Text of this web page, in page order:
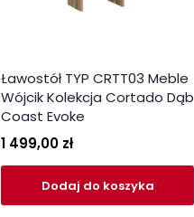
Ławostół TYP CRTT03 Meble
Wójcik Kolekcja Cortado Dąb
Coast Evoke
1 499,00 zł
Dodaj do koszyka